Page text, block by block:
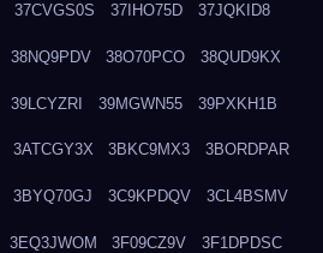
37CVGS0S 37IHO75D 37JQKID8
38NQ9PDV 38O70PCO 38QUD9KX
39LCYZRI 39MGWN55 39PXKH1B
3ATCGY3X 3BKC9MX3 3BORDPAR
3BYQ70GJ 3C9KPDQV 3CL4BSMV
3EQ3JWOM 3F09CZ9V 3F1DPDSC